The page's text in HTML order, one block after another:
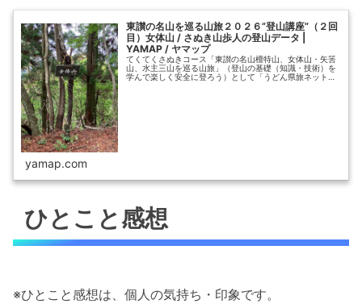
東讃の名山を巡る山旅２０２６”登山講座”（２回
目）女体山 / さぬき山歩人の登山データ |
YAMAP / ヤマップ
てくてくさぬきコース「東讃の名山檀特山、女体山・矢筈
山、水主三山を巡る山旅」（登山の基礎（知識・技術）を
学んで楽しく安全に登ろう）として「うどん県旅ネット」
yamap.com
ひとこと感想
※ひとこと感想は、個人の気持ち・印象です。